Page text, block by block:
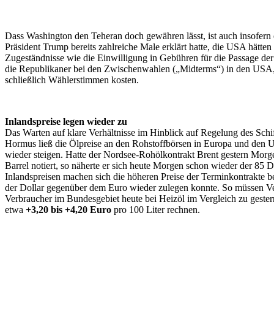
Dass Washington den Teheran doch gewähren lässt, ist auch
Präsident Trump bereits zahlreiche Male erklärt hatte, die USA
Zugeständnisse wie die Einwilligung in Gebühren für die Passage
die Republikaner bei den Zwischenwahlen („Midterms“) in den
schließlich Wählerstimmen kosten.
Inlandspreise legen wieder zu
Das Warten auf klare Verhältnisse im Hinblick auf Regelung des
Hormus ließ die Ölpreise an den Rohstoffbörsen in Europa und den
wieder steigen. Hatte der Nordsee-Rohölkontrakt Brent gestern
Barrel notiert, so näherte er sich heute Morgen schon wieder der 85
Inlandspreisen machen sich die höheren Preise der Terminkontrakte
der Dollar gegenüber dem Euro wieder zulegen konnte. So müssen
Verbraucher im Bundesgebiet heute bei Heizöl im Vergleich zu
etwa +3,20 bis +4,20 Euro pro 100 Liter rechnen.